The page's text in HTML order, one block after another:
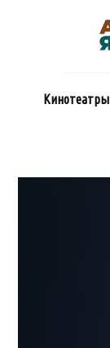
Кинотеатры